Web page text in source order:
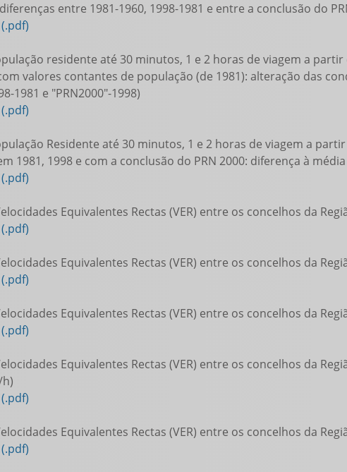
entre 1981-1960, 1998-1981 e entre a conclusão do
residente até 30 minutos, 1 e 2 horas de viagem a
valores contantes de população (de 1981): alteração das
1981 e "PRN2000"-1998)
Residente até 30 minutos, 1 e 2 horas de viagem a
1981, 1998 e com a conclusão do PRN 2000: diferença à
Equivalentes Rectas (VER) entre os concelhos da
Equivalentes Rectas (VER) entre os concelhos da
Equivalentes Rectas (VER) entre os concelhos da
Equivalentes Rectas (VER) entre os concelhos da
h)
Equivalentes Rectas (VER) entre os concelhos da